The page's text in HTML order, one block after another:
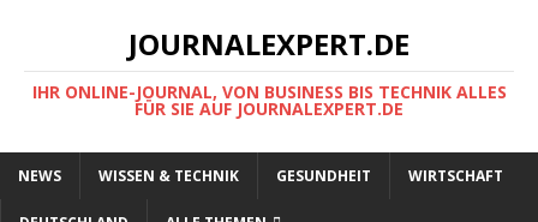
JOURNALEXPERT.DE
IHR ONLINE-JOURNAL, VON BUSINESS BIS TECHNIK ALLES
FÜR SIE AUF JOURNALEXPERT.DE
NEWS WISSEN & TECHNIK GESUNDHEIT WIRTSCHAFT